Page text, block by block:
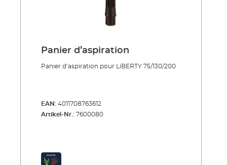
Panier d’aspiration
Panier d’aspiration pour LiBERTY 75/130/200
EAN: 4011708763612
Artikel-Nr.: 7600080